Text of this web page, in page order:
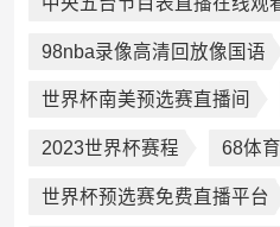
98nba录像高清回放像国语
世界杯南美预选赛直播间
2023世界杯赛程 68体
世界杯预选赛免费直播平台